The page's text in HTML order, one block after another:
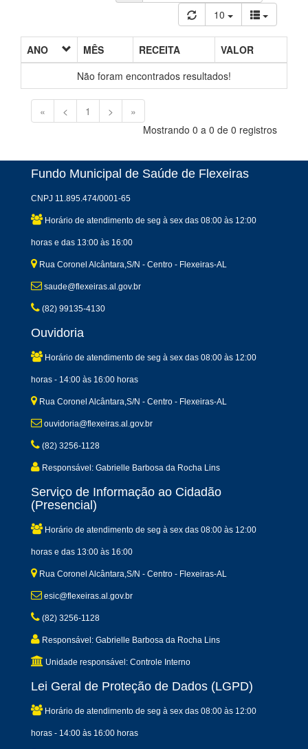
10
ANO MÊS RECEITA
VALOR
Não foram encontrados resultados!
« < 1 >
»
Mostrando 0 a 0 de 0 registros
Fundo Municipal de Saúde de Flexeiras
CNPJ 11.895.474/0001-65
Horário de atendimento de seg à sex das 08:00 às 12:00
horas e das 13:00 às 16:00
Rua Coronel Alcântara,S/N - Centro - Flexeiras-AL
saude@flexeiras.al.gov.br
(82) 99135-4130
Ouvidoria
Horário de atendimento de seg à sex das 08:00 às 12:00
horas - 14:00 às 16:00 horas
Rua Coronel Alcântara,S/N - Centro - Flexeiras-AL
ouvidoria@flexeiras.al.gov.br
(82) 3256-1128
Responsável: Gabrielle Barbosa da Rocha Lins
Serviço de Informação ao Cidadão
(Presencial)
Horário de atendimento de seg à sex das 08:00 às 12:00
horas e das 13:00 às 16:00
Rua Coronel Alcântara,S/N - Centro - Flexeiras-AL
esic@flexeiras.al.gov.br
(82) 3256-1128
Responsável: Gabrielle Barbosa da Rocha Lins
Unidade responsável: Controle Interno
Lei Geral de Proteção de Dados (LGPD)
Horário de atendimento de seg à sex das 08:00 às 12:00
horas - 14:00 às 16:00 horas